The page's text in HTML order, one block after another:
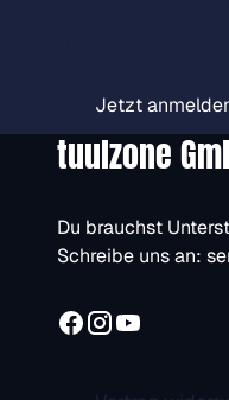
Jetzt
tuulzone
Du brauchst
Schreibe uns an: